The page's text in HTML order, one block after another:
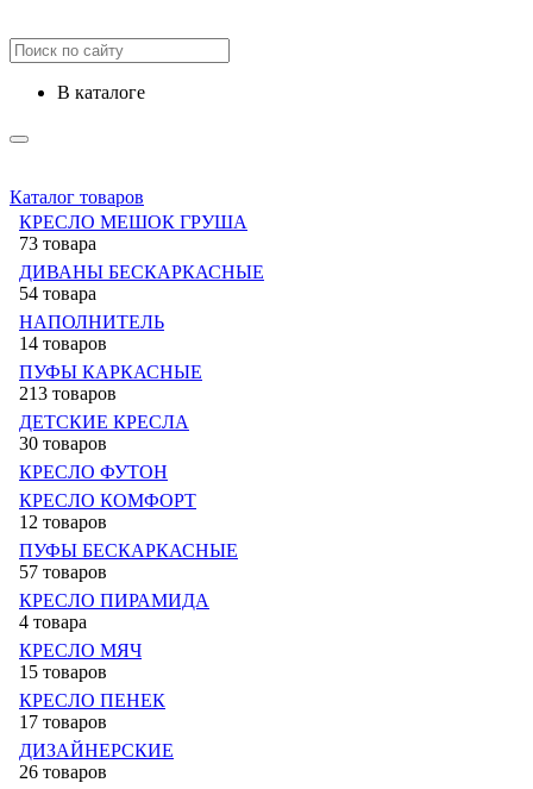
в каталоге
Каталог товаров
КРЕСЛО МЕШОК ГРУША
73 товара
ДИВАНЫ БЕСКАРКАСНЫЕ
54 товара
НАПОЛНИТЕЛЬ
14 товаров
ПУФЫ КАРКАСНЫЕ
213 товаров
ДЕТСКИЕ КРЕСЛА
30 товаров
КРЕСЛО ФУТОН
КРЕСЛО КОМФОРТ
12 товаров
ПУФЫ БЕСКАРКАСНЫЕ
57 товаров
КРЕСЛО ПИРАМИДА
4 товара
КРЕСЛО МЯЧ
15 товаров
КРЕСЛО ПЕНЕК
17 товаров
ДИЗАЙНЕРСКИЕ
26 товаров